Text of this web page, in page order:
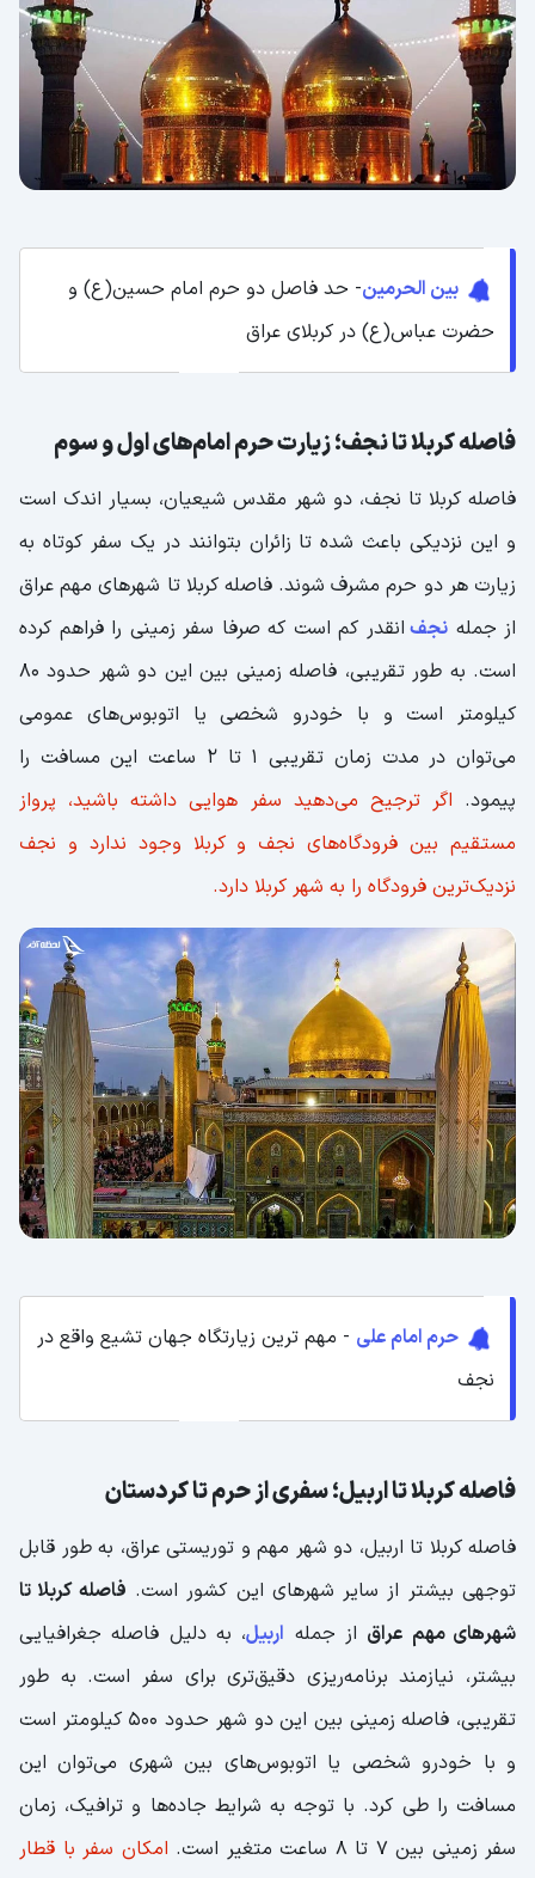
بین الحرمین- حد فاصل دو حرم امام حسین(ع) و
حضرت عباس(ع) در کربلای عراق
فاصله کربلا تا نجف؛ زیارت حرم‌ امام‌های اول و سوم
فاصله کربلا تا نجف، دو شهر مقدس شیعیان، بسیار اندک است
و این نزدیکی باعث شده تا زائران بتوانند در یک سفر کوتاه به
زیارت هر دو حرم مشرف شوند. فاصله کربلا تا شهرهای مهم عراق
از جمله نجف انقدر کم است که صرفا سفر زمینی را فراهم کرده
است. به طور تقریبی، فاصله زمینی بین این دو شهر حدود 80
کیلومتر است و با خودرو شخصی یا اتوبوس‌های عمومی
می‌توان در مدت زمان تقریبی 1 تا 2 ساعت این مسافت را
پیمود. اگر ترجیح می‌دهید سفر هوایی داشته باشید، پرواز
مستقیم بین فرودگاه‌های نجف و کربلا وجود ندارد و نجف
نزدیک‌ترین فرودگاه را به شهر کربلا دارد.
حرم امام علی - مهم ترین زیارتگاه جهان تشیع واقع در
نجف
فاصله کربلا تا اربیل؛ سفری از حرم تا کردستان
فاصله کربلا تا اربیل، دو شهر مهم و توریستی عراق، به طور قابل
توجهی بیشتر از سایر شهرهای این کشور است. فاصله کربلا تا
شهرهای مهم عراق از جمله اربیل، به دلیل فاصله جغرافیایی
بیشتر، نیازمند برنامه‌ریزی دقیق‌تری برای سفر است. به طور
تقریبی، فاصله زمینی بین این دو شهر حدود 500 کیلومتر است
و با خودرو شخصی یا اتوبوس‌های بین شهری می‌توان این
مسافت را طی کرد. با توجه به شرایط جاده‌ها و ترافیک، زمان
سفر زمینی بین 7 تا 8 ساعت متغیر است.
امکان سفر با قطار